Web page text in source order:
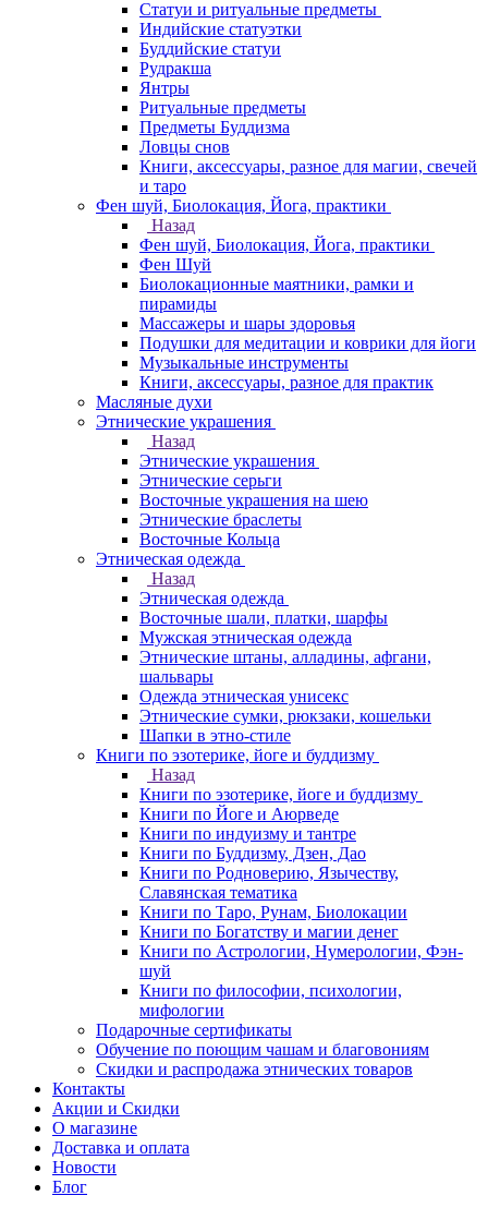
Статуи и ритуальные предметы
Индийские статуэтки
Буддийские статуи
Рудракша
Янтры
Ритуальные предметы
Предметы Буддизма
Ловцы снов
Книги, аксессуары, разное для магии, свечей
и таро
Фен шуй, Биолокация, Йога, практики
Назад
Фен шуй, Биолокация, Йога, практики
Фен Шуй
Биолокационные маятники, рамки и
пирамиды
Массажеры и шары здоровья
Подушки для медитации и коврики для йоги
Музыкальные инструменты
Книги, аксессуары, разное для практик
Масляные духи
Этнические украшения
Назад
Этнические украшения
Этнические серьги
Восточные украшения на шею
Этнические браслеты
Восточные Кольца
Этническая одежда
Назад
Этническая одежда
Восточные шали, платки, шарфы
Мужская этническая одежда
Этнические штаны, алладины, афгани,
шальвары
Одежда этническая унисекс
Этнические сумки, рюкзаки, кошельки
Шапки в этно-стиле
Книги по эзотерике, йоге и буддизму
Назад
Книги по эзотерике, йоге и буддизму
Книги по Йоге и Аюрведе
Книги по индуизму и тантре
Книги по Буддизму, Дзен, Дао
Книги по Родноверию, Язычеству,
Славянская тематика
Книги по Таро, Рунам, Биолокации
Книги по Богатству и магии денег
Книги по Астрологии, Нумерологии, Фэн-
шуй
Книги по философии, психологии,
мифологии
Подарочные сертификаты
Обучение по поющим чашам и благовониям
Скидки и распродажа этнических товаров
Контакты
Акции и Скидки
О магазине
Доставка и оплата
Новости
Блог